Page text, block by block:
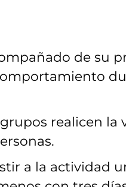
de su
realicen la
a la actividad